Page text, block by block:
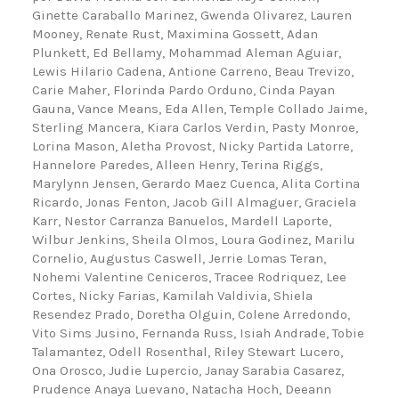
Ginette Caraballo Marinez, Gwenda Olivarez, Lauren
Mooney, Renate Rust, Maximina Gossett, Adan
Plunkett, Ed Bellamy, Mohammad Aleman Aguiar,
Lewis Hilario Cadena, Antione Carreno, Beau Trevizo,
Carie Maher, Florinda Pardo Orduno, Cinda Payan
Gauna, Vance Means, Eda Allen, Temple Collado Jaime,
Sterling Mancera, Kiara Carlos Verdin, Pasty Monroe,
Lorina Mason, Aletha Provost, Nicky Partida Latorre,
Hannelore Paredes, Alleen Henry, Terina Riggs,
Marylynn Jensen, Gerardo Maez Cuenca, Alita Cortina
Ricardo, Jonas Fenton, Jacob Gill Almaguer, Graciela
Karr, Nestor Carranza Banuelos, Mardell Laporte,
Wilbur Jenkins, Sheila Olmos, Loura Godinez, Marilu
Cornelio, Augustus Caswell, Jerrie Lomas Teran,
Nohemi Valentine Ceniceros, Tracee Rodriquez, Lee
Cortes, Nicky Farias, Kamilah Valdivia, Shiela
Resendez Prado, Doretha Olguin, Colene Arredondo,
Vito Sims Jusino, Fernanda Russ, Isiah Andrade, Tobie
Talamantez, Odell Rosenthal, Riley Stewart Lucero,
Ona Orosco, Judie Lupercio, Janay Sarabia Casarez,
Prudence Anaya Luevano, Natacha Hoch, Deeann